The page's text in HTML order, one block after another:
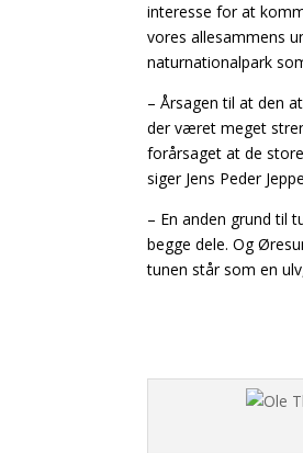
interesse for at
vores allesammens
naturnationalpark
– Årsagen til at den
der været meget
forårsaget at de
siger Jens Peder
– En anden grund til
begge dele. Og
tunen står som en